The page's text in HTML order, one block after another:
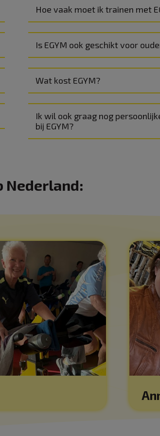
Hoe vaak moet ik trainen met
Is EGYM ook geschikt voor
Wat kost EGYM?
Ik wil ook graag nog
bij EGYM?
Nederland: